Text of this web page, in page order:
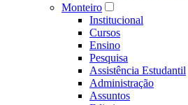
Monteiro
Institucional
Cursos
Ensino
Pesquisa
Assistência Estudantil
Administração
Assuntos